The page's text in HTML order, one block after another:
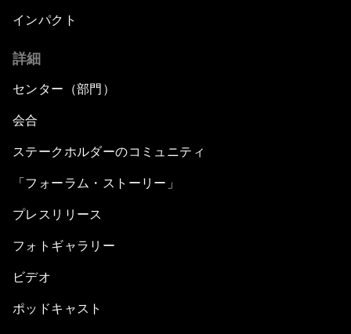
インパクト
詳細
センター（部門）
会合
ステークホルダーのコミュニティ
「フォーラム・ストーリー」
プレスリリース
フォトギャラリー
ビデオ
ポッドキャスト